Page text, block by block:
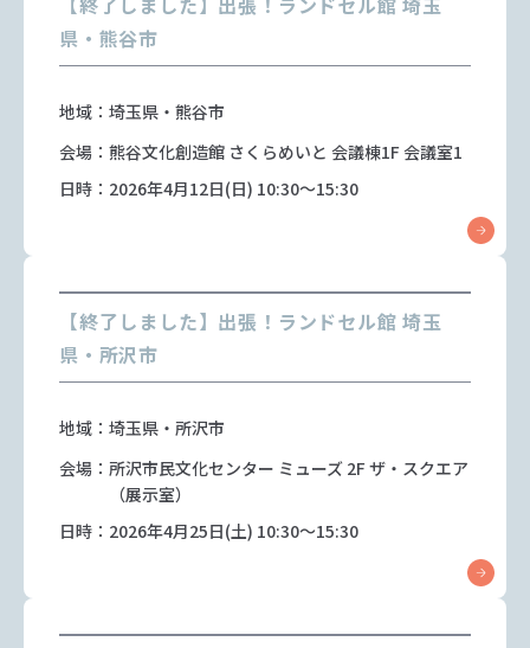
県・熊谷市
地域：埼玉県・熊谷市
会場：熊谷文化創造館 さくらめいと 会議棟1F 会議室1
日時：2026年4月12日(日) 10:30～15:30
【終了しました】出張！ランドセル館 埼玉
県・所沢市
地域：埼玉県・所沢市
会場：所沢市民文化センター ミューズ 2F ザ・スクエア
（展示室）
日時：2026年4月25日(土) 10:30～15:30